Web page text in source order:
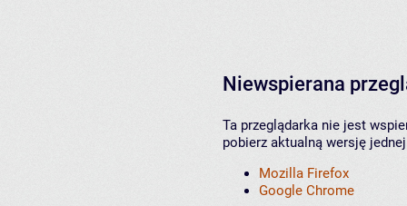
Niewspierana
Ta przeglądarka nie jest
pobierz aktualną wersję
Mozilla Firefox
Google Chrome